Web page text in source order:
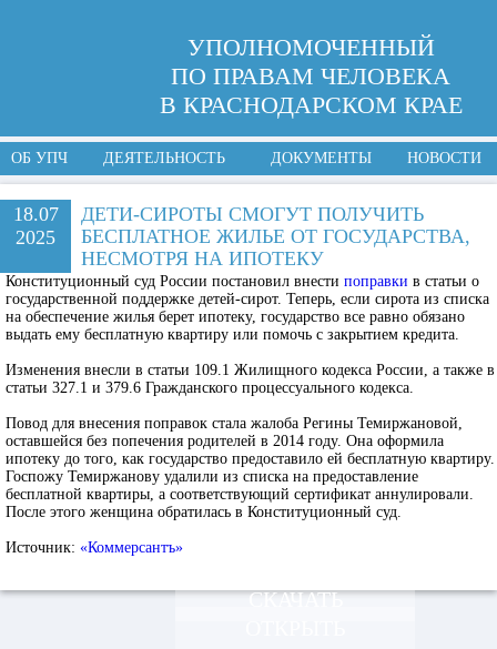
УПОЛНОМОЧЕННЫЙ
ПО ПРАВАМ ЧЕЛОВЕКА
В КРАСНОДАРСКОМ КРАЕ
ОБ УПЧ ДЕЯТЕЛЬНОСТЬ ДОКУМЕНТЫ НОВОСТИ
18.07
2025
ДЕТИ-СИРОТЫ СМОГУТ ПОЛУЧИТЬ
БЕСПЛАТНОЕ ЖИЛЬЕ ОТ ГОСУДАРСТВА,
НЕСМОТРЯ НА ИПОТЕКУ
Конституционный суд России постановил внести поправки в статьи о
государственной поддержке детей-сирот. Теперь, если сирота из списка
на обеспечение жилья берет ипотеку, государство все равно обязано
выдать ему бесплатную квартиру или помочь с закрытием кредита.
Изменения внесли в статьи 109.1 Жилищного кодекса России, а также в
статьи 327.1 и 379.6 Гражданского процессуального кодекса.
Повод для внесения поправок стала жалоба Регины Темиржановой,
оставшейся без попечения родителей в 2014 году. Она оформила
ипотеку до того, как государство предоставило ей бесплатную квартиру.
Госпожу Темиржанову удалили из списка на предоставление
бесплатной квартиры, а соответствующий сертификат аннулировали.
После этого женщина обратилась в Конституционный суд.
Источник: «Коммерсантъ»
СКАЧАТЬ